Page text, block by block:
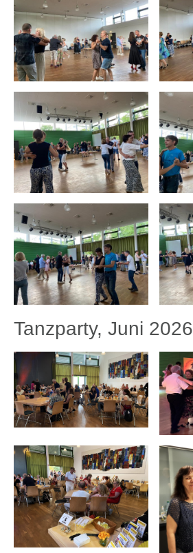
Tanzparty, Juni 2026